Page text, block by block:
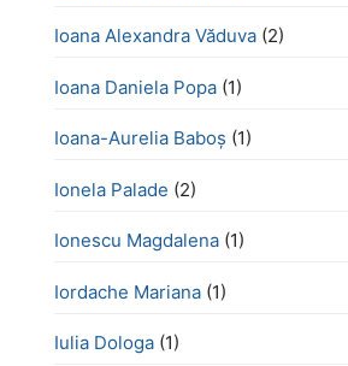
Ioana Alexandra Văduva (2)
Ioana Daniela Popa (1)
Ioana-Aurelia Baboș (1)
Ionela Palade (2)
Ionescu Magdalena (1)
Iordache Mariana (1)
Iulia Dologa (1)